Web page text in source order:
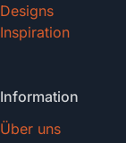
Designs
Inspiration
Information
Über uns